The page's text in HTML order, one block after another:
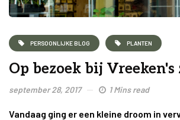
PERSOONLIJKE BLOG PLANTEN
Op bezoek bij Vreeken's
september 28, 2017 1 Mins read
Vandaag ging er een kleine droom in